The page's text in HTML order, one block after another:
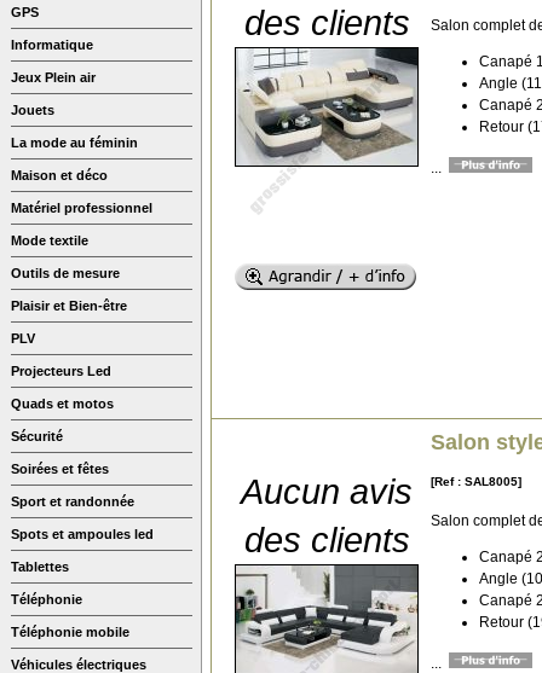
GPS
Informatique
Jeux Plein air
Jouets
La mode au féminin
Maison et déco
Matériel professionnel
Mode textile
Outils de mesure
Plaisir et Bien-être
PLV
Projecteurs Led
Quads et motos
Sécurité
Soirées et fêtes
Sport et randonnée
Spots et ampoules led
Tablettes
Téléphonie
Téléphonie mobile
Véhicules électriques
des clients
Salon complet
Canapé
Angle
Canapé
Retour
Aucun avis
des clients
Salon
[Ref : SAL8005]
Salon complet
Canapé
Angle
Canapé
Retour